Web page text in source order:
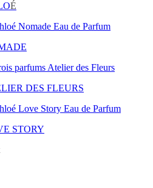
É
DES FLEURS
STORY